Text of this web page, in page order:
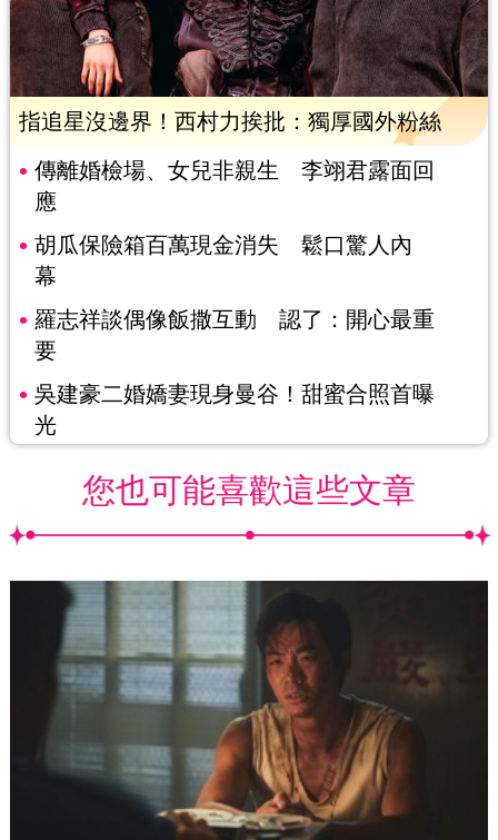
指追星沒邊界！西村力挨批：獨厚國外粉絲
傳離婚檢場、女兒非親生 李翊君露面回
應
胡瓜保險箱百萬現金消失 鬆口驚人內
幕
羅志祥談偶像飯撒互動 認了：開心最重
要
吳建豪二婚嬌妻現身曼谷！甜蜜合照首曝
光
您也可能喜歡這些文章